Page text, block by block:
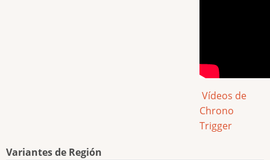
Vídeos de
Chrono
Trigger
Variantes de Región